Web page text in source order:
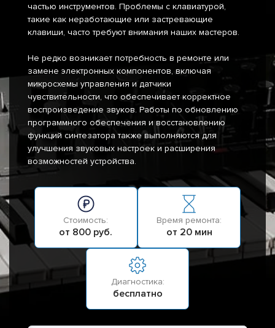
частью инструментов. Проблемы с клавиатурой,
такие как неработающие или застревающие
клавиши, часто требуют внимания наших мастеров.
Не редко возникает потребность в ремонте или
замене электронных компонентов, включая
микросхемы управления и датчики
чувствительности, что обеспечивает корректное
воспроизведение звуков. Работы по обновлению
программного обеспечения и восстановлению
функций синтезатора также выполняются для
улучшения звуковых настроек и расширения
возможностей устройства.
Стоимость:
от 800 руб.
Время ремонта:
от 20 мин
Диагностика:
бесплатно